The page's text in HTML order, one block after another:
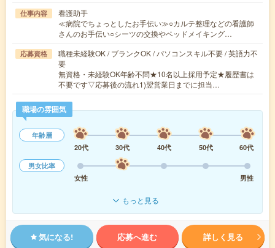
仕事内容
看護助手
≪病院でちょっとしたお手伝い≫○カルテ整理などの看護師
さんのお手伝い○シーツの交換やベッドメイキング…
応募資格
職種未経験OK / ブランクOK / パソコンスキル不要 / 英語力不
要
無資格・未経験OK年齢不問★10名以上採用予定★履歴書は
不要です▽応募後の流れ1)翌営業日までに担当…
職場の雰囲気
年齢層
20代
30代 40代 50代
60代
男女比率
女性
男性
もっと見る
気になる! 応募へ進む 詳しく見る